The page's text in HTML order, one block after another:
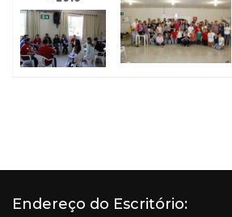
Endereço do Escritório: